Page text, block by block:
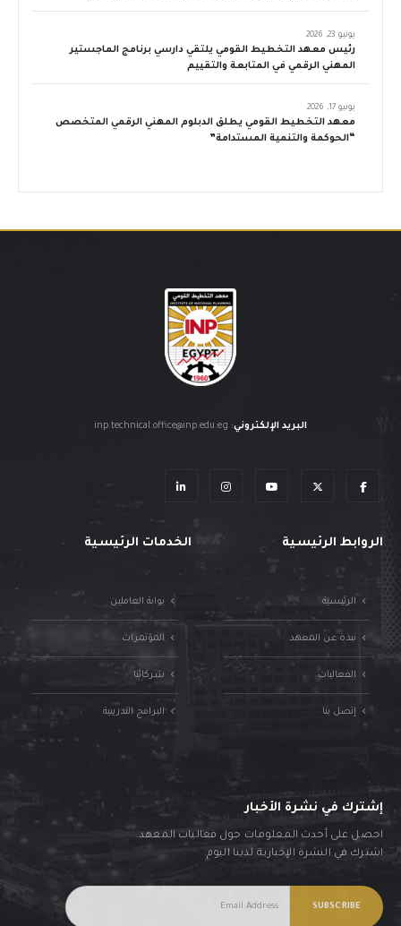
رئيس معهد التخطيط القومي يلتقي دارسي برنامج الماجستير
المهني الرقمي في المتابعة والتقييم
يونيو 23, 2026
معهد التخطيط القومي يطلق الدبلوم المهني الرقمي المتخصص
“الحوكمة والتنمية المستدامة”
يونيو 17, 2026
البريد الإلكتروني:
inp.technical.office@inp.edu.eg
الروابط الرئيسية
الرئيسية
نبذة عن المعهد
الفعاليات
إتصل بنا
الخدمات الرئيسية
بوابة العاملين
المؤتمرات
شركائنا
البرامج التدريبية
إشترك في نشرة الأخبار
احصل على أحدث المعلومات حول فعاليات المعهد.
اشترك في النشرة الإخبارية لدينا اليوم.